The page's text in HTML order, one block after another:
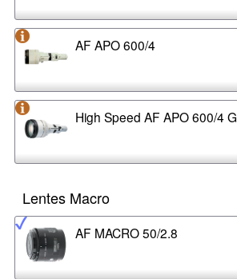
AF APO 600/4
High Speed AF APO 600/4 G
Lentes Macro
AF MACRO 50/2.8